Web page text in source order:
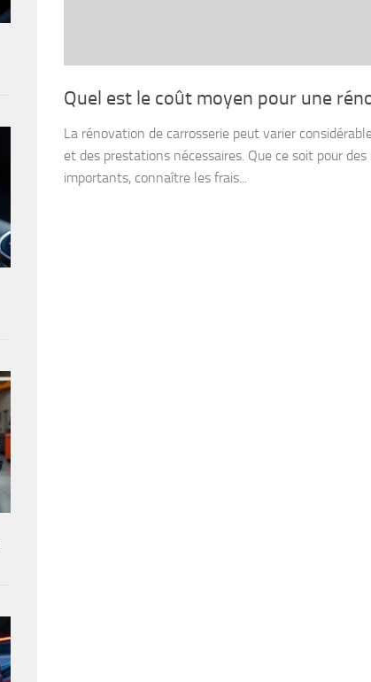
Quel est le coût moyen pour une
La rénovation de carrosserie peut varier
et des prestations nécessaires. Que ce soit pour
importants, connaître les frais...